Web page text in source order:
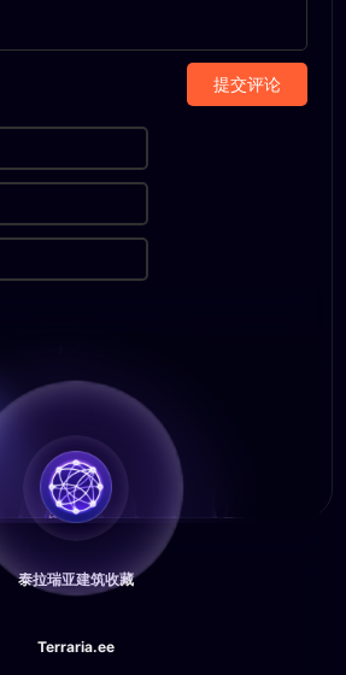
提交评论
泰拉瑞亚建筑收藏
Terraria.ee